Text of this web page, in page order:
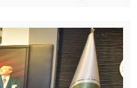
Türkiye
Mustaf...